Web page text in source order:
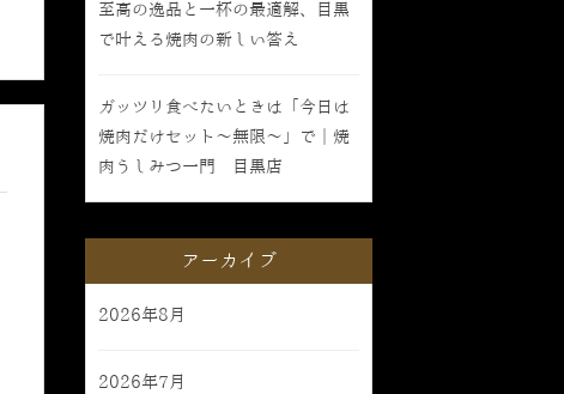
至高の逸品と一杯の最適解、目黒
で叶える焼肉の新しい答え
ガッツリ食べたいときは「今日は
焼肉だけセット〜無限〜」で｜焼
肉うしみつ一門 目黒店
アーカイブ
2026年8月
2026年7月